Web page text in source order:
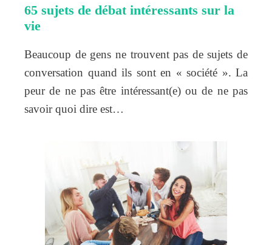
65 sujets de débat intéressants sur la
vie
Beaucoup de gens ne trouvent pas de sujets de
conversation quand ils sont en « société ». La
peur de ne pas être intéressant(e) ou de ne pas
savoir quoi dire est…